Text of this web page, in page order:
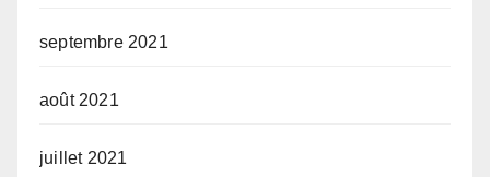
septembre 2021
août 2021
juillet 2021